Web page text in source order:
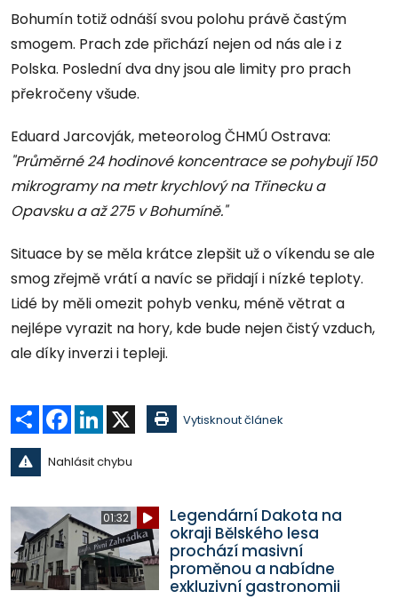
Bohumín totiž odnáší svou polohu právě častým
smogem. Prach zde přichází nejen od nás ale i z
Polska. Poslední dva dny jsou ale limity pro prach
překročeny všude.
Eduard Jarcovják, meteorolog ČHMÚ Ostrava:
"Průměrné 24 hodinové koncentrace se pohybují 150
mikrogramy na metr krychlový na Třinecku a
Opavsku a až 275 v Bohumíně."
Situace by se měla krátce zlepšit už o víkendu se ale
smog zřejmě vrátí a navíc se přidají i nízké teploty.
Lidé by měli omezit pohyb venku, méně větrat a
nejlépe vyrazit na hory, kde bude nejen čistý vzduch,
ale díky inverzi i tepleji.
Sdílet Facebook
LinkedIn Vytisknout článek
Nahlásit chybu
01:32
Legendární Dakota na
okraji Bělského lesa
prochází masivní
proměnou a nabídne
exkluzivní gastronomii